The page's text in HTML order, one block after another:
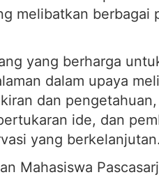
melibatkan berbagai
yang berharga
dalam upaya
dan
ide, dan
yang berkelanjutan.
Mahasiswa